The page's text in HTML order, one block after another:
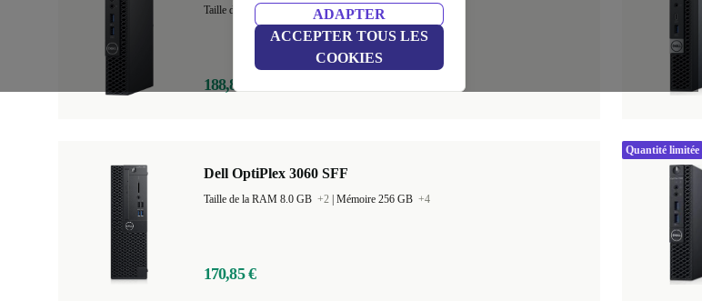
ADAPTER
ACCEPTER TOUS LES
COOKIES
Taille de la RAM 8.0 GB +2 | Mémoire 128 GB
188,85 €
Dell OptiPlex 3060 SFF
Taille de la RAM 8.0 GB +2 Mémoire 256 GB +4
170,85 €
Quantité limitée